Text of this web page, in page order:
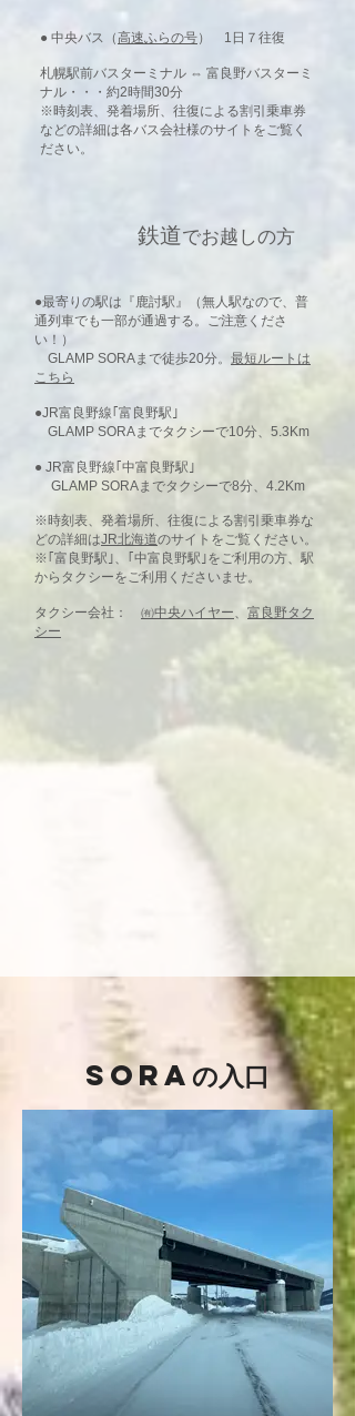
● 中央バス（高速ふらの号） 1日７往復
札幌駅前バスターミナル ⇔ 富良野バスターミ
ナル・・・約2時間30分
※時刻表、発着場所、往復による割引乗車券
などの詳細は各バス会社様のサイトをご覧く
ださい。
​鉄道でお越しの方
●最寄りの駅は『鹿討駅』（無人駅なので、普
通列車でも一部が通過する。ご注意くださ
い！）
GLAMP SORAまで徒歩20分。 最短ルートは
こちら
●JR富良野線｢富良野駅｣
GLAMP SORAまでタクシーで10分、5.3Km
● JR富良野線｢中富良野駅｣
GLAMP SORAまでタクシーで8分、4.2Km
※時刻表、発着場所、往復による割引乗車券な
どの詳細はJR北海道のサイトをご覧ください。
※｢富良野駅｣、｢中富良野駅｣をご利用の方、駅
からタクシーをご利用くださいませ。
タクシー会社： ㈲中央ハイヤー、 富良野タク
シー​
​SORAの入口